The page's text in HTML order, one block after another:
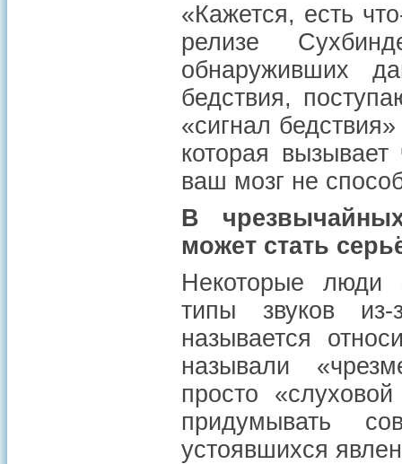
«Кажется, есть
релизе
обнаруживших
бедствия,
«сигнал
которая
ваш мозг не
В
может стать
Некоторые люди
типы звуков
называется
называли
просто
придумывать
устоявшихся